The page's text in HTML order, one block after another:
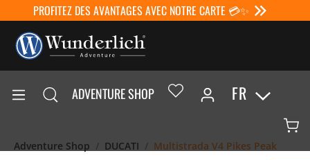
PROFITEZ DES AVANTAGES AVEC NOTRE CARTE 💳✨
ADVENTURE SHOP FR
Adventure Shop DUCATI Multistrada V4 Pikes Peak